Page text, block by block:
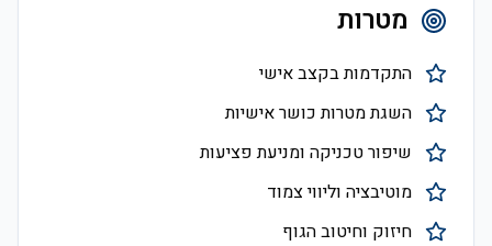
מטרות
התקדמות בקצב אישי
השגת מטרות כושר אישיות
שיפור טכניקה ומניעת פציעות
מוטיבציה וליווי צמוד
חיזוק וחיטוב הגוף